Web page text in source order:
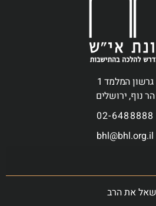
גרשון המלמד 1
הר נוף, ירושלים
02-6488888
bhl@bhl.org.il
שאל את הרב